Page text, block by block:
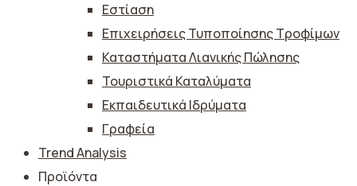
Εστίαση
Επιχειρήσεις Τυποποίησης Τροφίμων
Καταστήματα Λιανικής Πώλησης
Τουριστικά Καταλύματα
Εκπαιδευτικά Ιδρύματα
Γραφεία
Trend Analysis
Προϊόντα